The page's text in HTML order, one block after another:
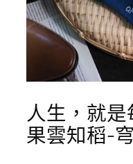
人生，就是
果雲知稻-